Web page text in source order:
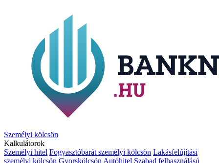
Személyi kölcsön
Kalkulátorok
Személyi hitel Fogyasztóbarát személyi kölcsön Lakásfelújítási
személyi kölcsön Gyorskölcsön Autóhitel Szabad felhasználású